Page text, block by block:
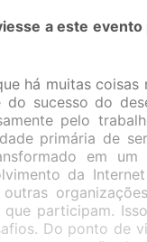
a este
há muitas coisas
sucesso do
pelo
primária de
em
da
participam.
Do ponto de